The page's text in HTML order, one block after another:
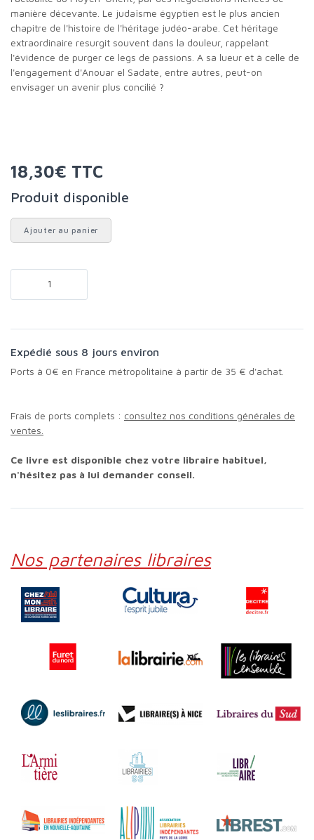
manière décevante. Le judaïsme égyptien est le plus ancien
chapitre de l'histoire de l'héritage judéo-arabe. Cet héritage
extraordinaire resurgit souvent dans la douleur, rappelant
l'évidence de purger ce legs de passions. A sa lueur et à celle de
l'engagement d'Anouar el Sadate, entre autres, peut-on
envisager un avenir plus concilié ?
18,30€ TTC
Produit disponible
Ajouter au panier
Expédié sous 8 jours environ
Ports à 0€ en France métropolitaine à partir de 35 € d'achat.
Frais de ports complets : consultez nos conditions générales de
ventes.
Ce livre est disponible chez votre libraire habituel,
n'hésitez pas à lui demander conseil.
Nos partenaires libraires